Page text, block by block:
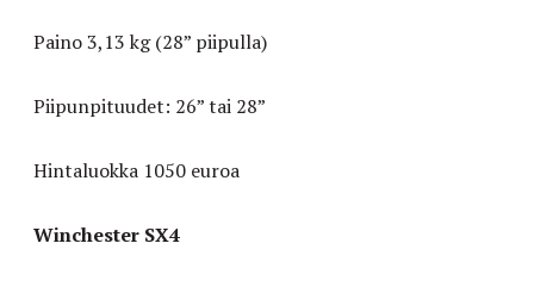
Paino 3,13 kg (28” piipulla)
Piipunpituudet: 26” tai 28”
Hintaluokka 1050 euroa
Winchester SX4